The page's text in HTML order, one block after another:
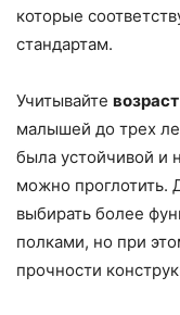
которые
стандартам.
Учитывайте
малышей до трех
была устойчивой и
можно проглотить.
выбирать более
полками, но при
прочности